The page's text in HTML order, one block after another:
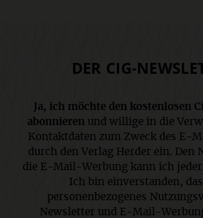
DER CIG-
Ja, ich möchte den kostenlosen
abonnieren und willige in die
Kontaktdaten zum Zweck des E-
durch den Verlag Herder ein. Den
die E-Mail-Werbung kann ich
Ich bin einverstanden,
personenbezogenes
Newsletter und E-Mail-